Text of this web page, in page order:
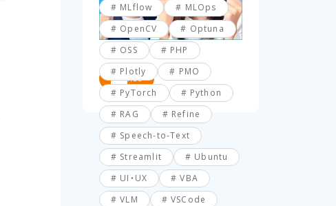
MLflow
MLOps
OpenCV
Optuna
OSS
PHP
Plotly
PMO
PyTorch
Python
RAG
Refine
Speech-to-Text
Streamlit
Ubuntu
UI・UX
VBA
VLM
VSCode
RSS